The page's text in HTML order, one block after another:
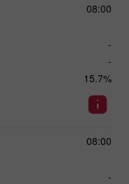
08:00
-
-
15.7%
08:00
-